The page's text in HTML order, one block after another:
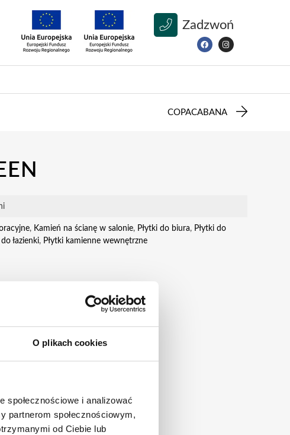
O plikach cookies
i analizować
partnerom społecznościowym,
od Ciebie lub
Zadzwoń
COPACABANA
, Kamień na ścianę w salonie, Płytki do biura, Płytki do
do łazienki, Płytki kamienne wewnętrzne